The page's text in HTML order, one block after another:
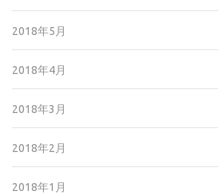
2018年5月
2018年4月
2018年3月
2018年2月
2018年1月